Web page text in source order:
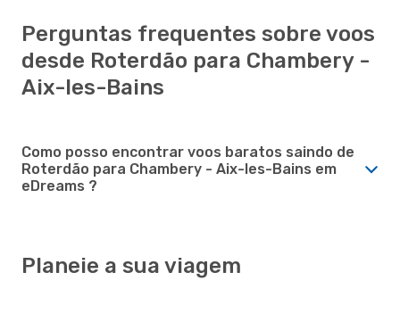
Perguntas frequentes sobre voos
desde Roterdão para Chambery -
Aix-les-Bains
Como posso encontrar voos baratos saindo de
Roterdão para Chambery - Aix-les-Bains em
eDreams ?
Planeie a sua viagem